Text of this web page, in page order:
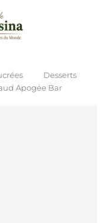
Desserts
Apogée Bar